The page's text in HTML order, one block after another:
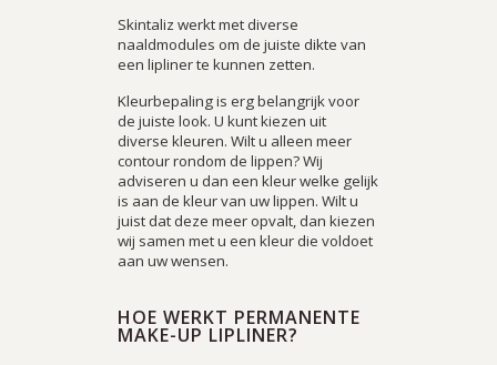
Skintaliz werkt met diverse
naaldmodules om de juiste dikte van
een lipliner te kunnen zetten.
Kleurbepaling is erg belangrijk voor
de juiste look. U kunt kiezen uit
diverse kleuren. Wilt u alleen meer
contour rondom de lippen? Wij
adviseren u dan een kleur welke gelijk
is aan de kleur van uw lippen. Wilt u
juist dat deze meer opvalt, dan kiezen
wij samen met u een kleur die voldoet
aan uw wensen.
HOE WERKT PERMANENTE
MAKE-UP LIPLINER?